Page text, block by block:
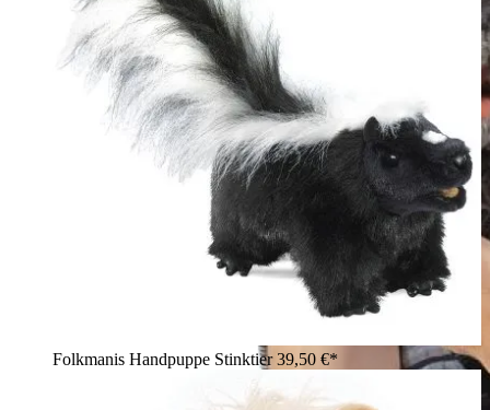
Folkmanis Handpuppe Stinktier39,50 €*